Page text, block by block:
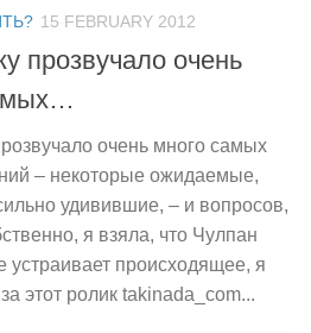
15 FEBRUARY 2012
прозвучало очень
очень много самых
– некоторые ожидаемые,
удивившие, – и вопросов,
я взяла, что Чулпан
устраивает происходящее, я
этот ролик takinada_com...